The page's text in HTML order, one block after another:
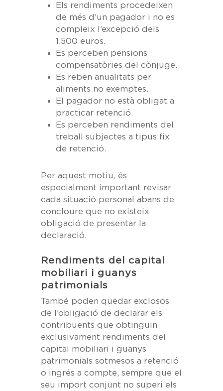
Els rendiments procedeixen
de més d’un pagador i no es
compleix l’excepció dels
1.500 euros.
Es perceben pensions
compensatòries del cònjuge.
Es reben anualitats per
aliments no exemptes.
El pagador no està obligat a
practicar retenció.
Es perceben rendiments del
treball subjectes a tipus fix
de retenció.
Per aquest motiu, és
especialment important revisar
cada situació personal abans de
concloure que no existeix
obligació de presentar la
declaració.
Rendiments del capital
mobiliari i guanys
patrimonials
També poden quedar exclosos
de l’obligació de declarar els
contribuents que obtinguin
exclusivament rendiments del
capital mobiliari i guanys
patrimonials sotmesos a retenció
o ingrés a compte, sempre que el
seu import conjunt no superi els